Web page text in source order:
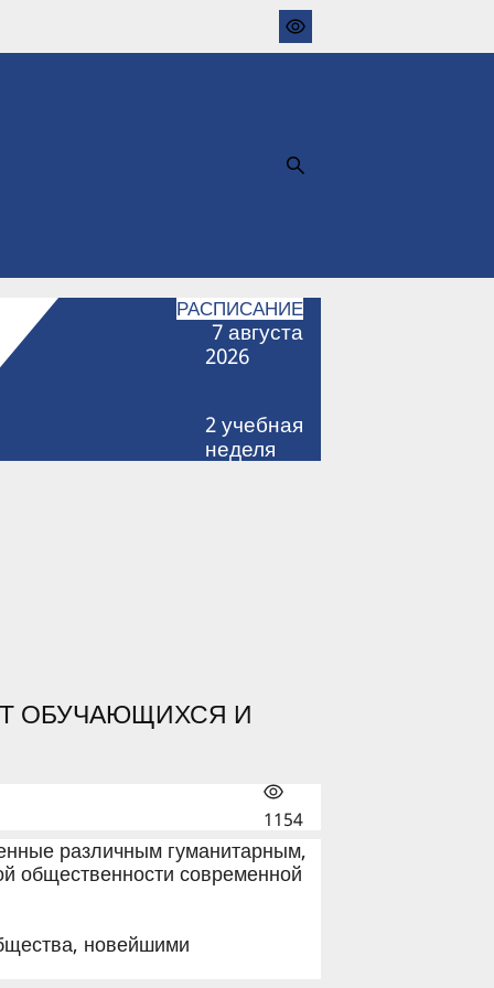
РАСПИСАНИЕ
7августа
2026
2учебная
неделя
ОБУЧАЮЩИХСЯ И
1154
различным гуманитарным,
общественности современной
новейшими